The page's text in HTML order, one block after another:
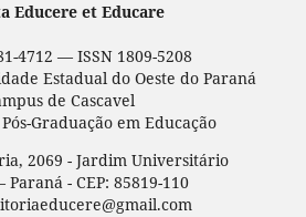
Educere et Educare
4712 — ISSN 1809-5208
Estadual do Oeste do Paraná
de Cascavel
Graduação em Educação
2069 - Jardim Universitário
Paraná - CEP: 85819-110